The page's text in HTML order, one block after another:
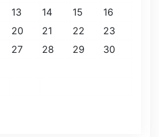
13 14 15
16
20 21 22
23
27 28 29
30